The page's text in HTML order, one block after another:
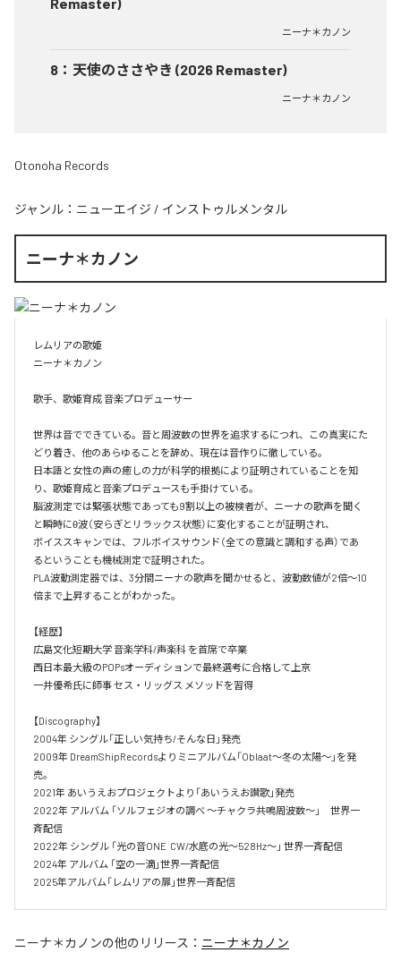
ニーナ＊カノン
8 ： 天使のささやき (2026 Remaster)
ニーナ＊カノン
Otonoha Records
ジャンル： ニューエイジ / インストゥルメンタル
ニーナ＊カノン
レムリアの歌姫
ニーナ＊カノン
歌手、歌姫育成 音楽プロデューサー
世界は音でできている。音と周波数の世界を追求するにつれ、この真実にた
どり着き、他のあらゆることを辞め、現在は音作りに徹している。
日本語と女性の声の癒しの力が科学的根拠により証明されていることを知
り、歌姫育成と音楽プロデュースも手掛けている。
脳波測定では緊張状態であっても9割以上の被検者が、ニーナの歌声を聞く
と瞬時にθ波（安らぎとリラックス状態）に変化することが証明され、
ボイススキャンでは、フルボイスサウンド（全ての意識と調和する声）であ
るということも機械測定で証明された。
PLA波動測定器では、3分間ニーナの歌声を聞かせると、波動数値が2倍～10
倍まで上昇することがわかった。
【経歴】
広島文化短期大学 音楽学科/声楽科 を首席で卒業
西日本最大級のPOPsオーディションで最終選考に合格して上京
一井優希氏に師事 セス・リッグス メソッドを習得
【Discography】
2004年 シングル「正しい気持ち/そんな日」発売
2009年 DreamShipRecordsよりミニアルバム「Oblaat～冬の太陽～」を発
売。
2021年 あいうえおプロジェクトより「あいうえお讃歌」発売
2022年 アルバム 「ソルフェジオの調べ ～チャクラ共鳴周波数～」　世界一
斉配信
2022年 シングル 「光の音ONE  CW/水底の光～528Hz～」 世界一斉配信
2024年 アルバム 「空の一滴」世界一斉配信
2025年アルバム「レムリアの扉」世界一斉配信
ニーナ＊カノンの他のリリース： ニーナ＊カノン